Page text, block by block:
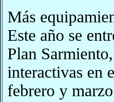
Más
Este año se
Plan
interactivas en
febrero y